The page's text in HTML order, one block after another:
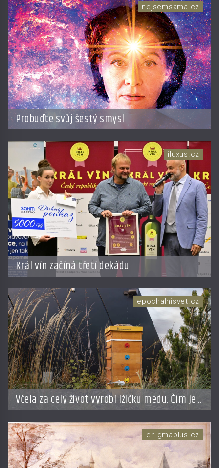
Probuďte svůj šestý smysl
nejsemsama.cz
Král vín začíná třetí dekádu
iluxus.cz
Včela za celý život vyrobí lžičku medu. Čím je
pražský med ze střech tak ceněný?
epochalnisvet.cz
enigmaplus.cz